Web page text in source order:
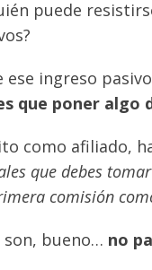
puede
ese ingreso
que poner algo
como afiliado,
que debes
comisión
son, bueno… no